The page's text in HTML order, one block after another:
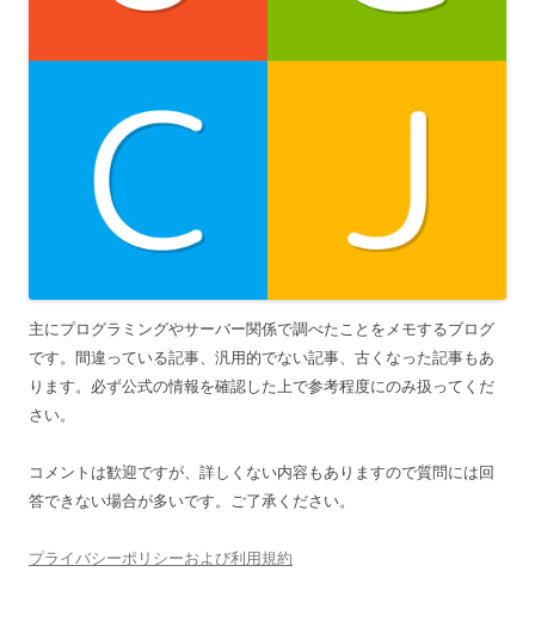
主にプログラミングやサーバー関係で調べたことをメモするブログ
です。間違っている記事、汎用的でない記事、古くなった記事もあ
ります。必ず公式の情報を確認した上で参考程度にのみ扱ってくだ
さい。
コメントは歓迎ですが、詳しくない内容もありますので質問には回
答できない場合が多いです。ご了承ください。
プライバシーポリシーおよび利用規約